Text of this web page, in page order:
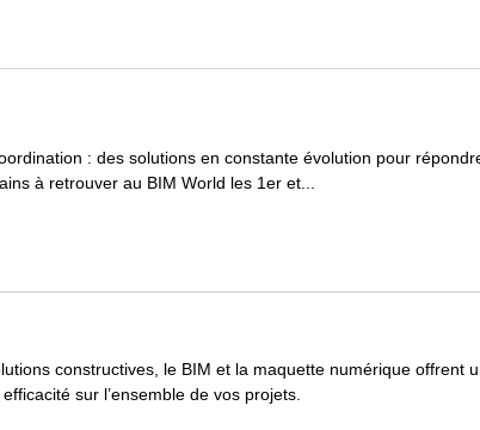
: des solutions en constante évolution pour
à retrouver au BIM World les 1er et...
constructives, le BIM et la maquette numérique offrent
sur l’ensemble de vos projets.